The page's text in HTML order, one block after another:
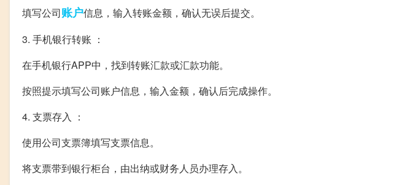
填写公司账户信息，输入转账金额，确认无误后提交。
3. 手机银行转账 ：
在手机银行APP中，找到转账汇款或汇款功能。
按照提示填写公司账户信息，输入金额，确认后完成操作。
4. 支票存入 ：
使用公司支票簿填写支票信息。
将支票带到银行柜台，由出纳或财务人员办理存入。